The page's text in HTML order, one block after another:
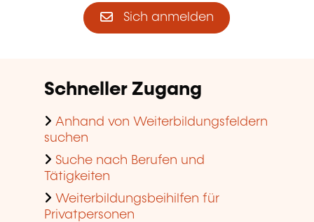
Sich anmelden
Schneller Zugang
Anhand von Weiterbildungsfeldern
suchen
Suche nach Berufen und
Tätigkeiten
Weiterbildungsbeihilfen für
Privatpersonen